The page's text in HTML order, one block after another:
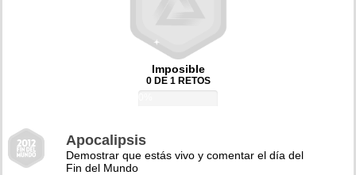
Imposible
0 DE 1 RETOS
Apocalipsis
Demostrar que estás vivo y comentar el día del
Fin del Mundo